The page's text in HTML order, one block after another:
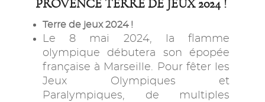
PROVENCE TERRE DE JEUX 2024 !
Terre de jeux 2024 !
Le 8 mai 2024, la flamme
olympique débutera son épopée
française à Marseille. Pour fêter les
Jeux Olympiques et
Paralympiques, de multiples